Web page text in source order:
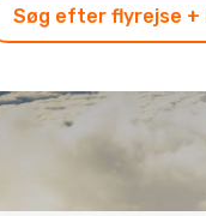
Søg efter flyrejse +